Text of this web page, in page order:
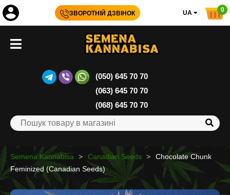
ЗВОРОТНІЙ ДЗВІНОК UA 0
(050) 645 70 70
(063) 645 70 70
(068) 645 70 70
Semena Kannabisa Canadian Seeds
Chocolate Chunk
Feminized (Canadian Seeds)